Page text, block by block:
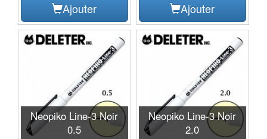
Ajouter Ajouter
Neopiko Line-3 Noir
0.5
Neopiko Line-3 Noir
2.0